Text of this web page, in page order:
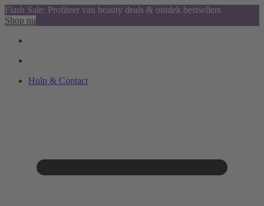
Flash Sale: Profiteer van beauty deals & ontdek bestsellers
Shop nu
Hulp & Contact